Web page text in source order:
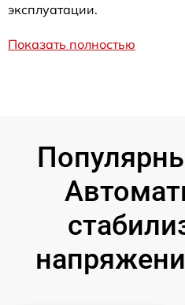
эксплуатации.
Показать полностью